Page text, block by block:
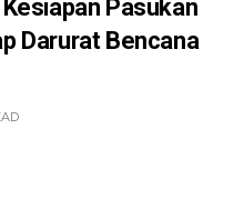
Pasukan
Darurat Bencana